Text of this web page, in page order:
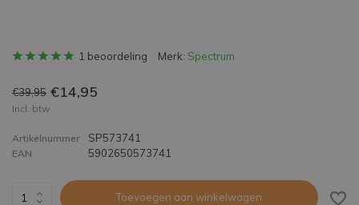
1 beoordeling Merk: Spectrum
€39,95 €14,95
Incl. btw
Artikelnummer SP573741
EAN 5902650573741
Toevoegen aan winkelwagen